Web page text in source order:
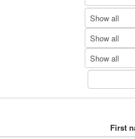
Show all
Show all
Show all
First